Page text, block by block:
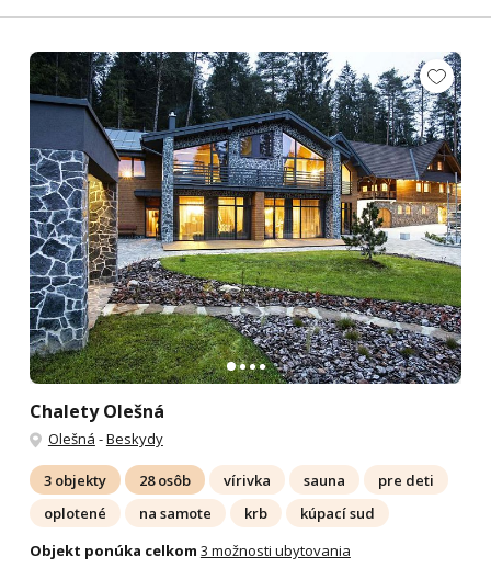
Chalety Olešná
Olešná -Beskydy
3 objekty 28 osôb vírivka sauna
pre deti
oplotené
na samote krb
kúpací sud
Objekt ponúka celkom 3 možnosti ubytovania